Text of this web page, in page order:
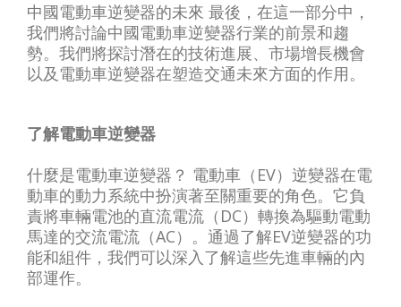
中國電動車逆變器的未來 最後，在這一部分中，
我們將討論中國電動車逆變器行業的前景和趨
勢。我們將探討潛在的技術進展、市場增長機會
以及電動車逆變器在塑造交通未來方面的作用。
了解電動車逆變器
什麼是電動車逆變器？ 電動車（EV）逆變器在電
動車的動力系統中扮演著至關重要的角色。它負
責將車輛電池的直流電流（DC）轉換為驅動電動
馬達的交流電流（AC）。通過了解EV逆變器的功
能和組件，我們可以深入了解這些先進車輛的內
部運作。